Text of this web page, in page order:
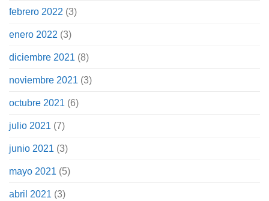
febrero 2022 (3)
enero 2022 (3)
diciembre 2021 (8)
noviembre 2021 (3)
octubre 2021 (6)
julio 2021 (7)
junio 2021 (3)
mayo 2021 (5)
abril 2021 (3)